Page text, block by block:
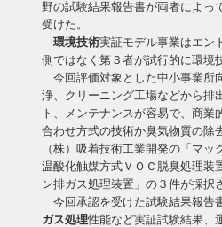
野の試験結果報告書が両者によっ
受けた。
環境技術実証モデル事業はエン
側ではなく第３者が試行的に環境
今回評価対象とした中小事業所
浄、クリーニング工場などから排
ト、メンテナンスが容易で、商
合わせ方式の技術か臭気物質の除
（株）吸着技術工業開発の「マ
温酸化触媒方式ＶＯＣ脱臭処理装
ン排ガス処理装置」の３件が採択
今回承認を受けた試験結果報告
ガス処理性能など実証試験結果、